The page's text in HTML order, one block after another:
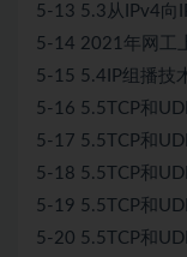
5-13 5.3从IPv4向
5-14 2021年网工
5-15 5.4IP组播技
5-16 5.5TCP和
5-17 5.5TCP和
5-18 5.5TCP和
5-19 5.5TCP和
5-20 5.5TCP和